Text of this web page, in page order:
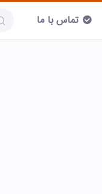
تماس با ما